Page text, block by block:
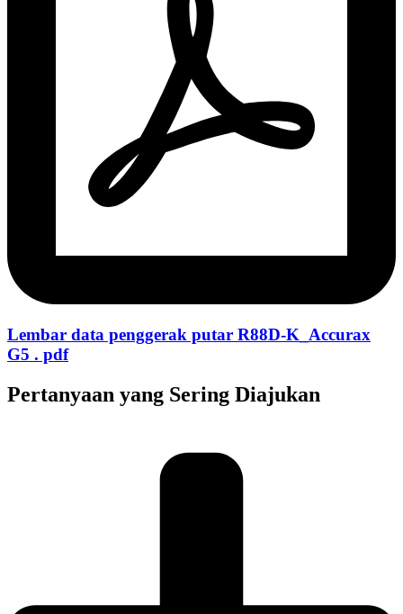
Lembar data penggerak putar R88D-K_Accurax
G5 . pdf
Pertanyaan yang Sering Diajukan